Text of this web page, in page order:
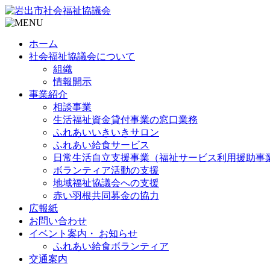
ホーム
社会福祉協議会について
組織
情報開示
事業紹介
相談事業
生活福祉資金貸付事業の窓口業務
ふれあいいきいきサロン
ふれあい給食サービス
日常生活自立支援事業（福祉サービス利用援助事
ボランティア活動の支援
地域福祉協議会への支援
赤い羽根共同募金の協力
広報紙
お問い合わせ
イベント案内・ お知らせ
ふれあい給食ボランティア
交通案内